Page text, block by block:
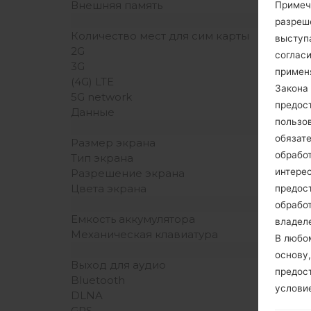
Внешняя память
Количество мест для сим карты
2G
3G
(4G) LTE
5G network
Данные
Размер экрана
Тип экрана
Разрешение экрана
Цвета экрана
Емкость аккумулятора
Механическая клавиатура
Выход для аудио
Bluetooth
DLNA
В